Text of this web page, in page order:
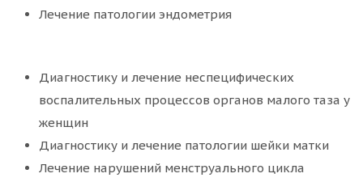
Лечение патологии эндометрия
Диагностику и лечение неспецифических
воспалительных процессов органов малого таза у
женщин
Диагностику и лечение патологии шейки матки
Лечение нарушений менструального цикла